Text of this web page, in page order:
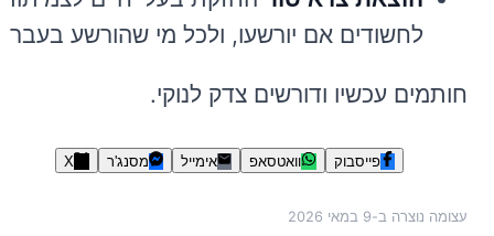
לחשודים אם יורשעו, ולכל מי שהורשע בעבר.
חותמים עכשיו ודורשים צדק לנוקי.
פייסבוק וואטסאפ אימייל מסנג'ר X
עצומה נוצרה ב-9 במאי 2026